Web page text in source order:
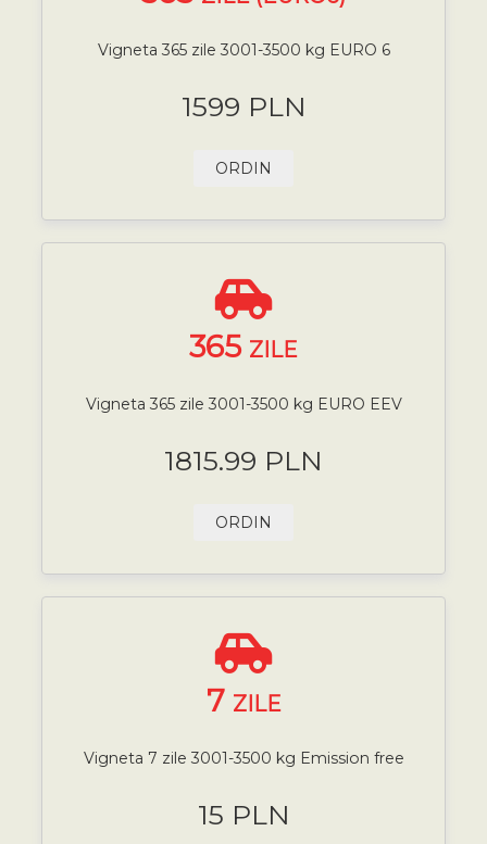
Vigneta 365 zile 3001-3500 kg EURO 6
1599 PLN
ORDIN
365 ZILE
Vigneta 365 zile 3001-3500 kg EURO EEV
1815.99 PLN
ORDIN
7 ZILE
Vigneta 7 zile 3001-3500 kg Emission free
15 PLN